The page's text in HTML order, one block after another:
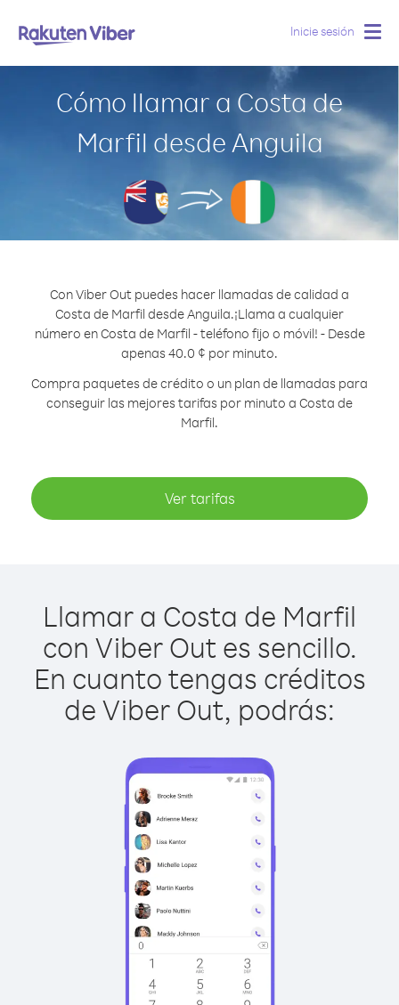
Inicie sesión
Cómo llamar a Costa de
Marfil desde Anguila
Con Viber Out puedes hacer llamadas de calidad a
Costa de Marfil desde Anguila.¡Llama a cualquier
número en Costa de Marfil - teléfono fijo o móvil! - Desde
apenas 40.0 ¢ por minuto.
Compra paquetes de crédito o un plan de llamadas para
conseguir las mejores tarifas por minuto a Costa de
Marfil.
Ver tarifas
Llamar a Costa de Marfil
con Viber Out es sencillo.
En cuanto tengas créditos
de Viber Out, podrás: